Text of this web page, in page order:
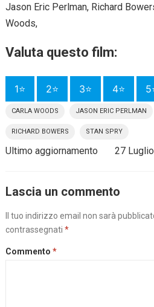
Jason Eric Perlman, Richard
Woods,
Valuta questo film:
1⭐ 2⭐ 3⭐ 4⭐
CARLA WOODS JASON ERIC PERLMAN
RICHARD BOWERS STAN SPRY
Ultimo aggiornamento 27
Lascia un commento
Il tuo indirizzo email non sarà
contrassegnati *
Commento *